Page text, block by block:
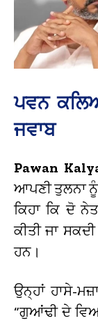
ਪਵਨ
ਜਵਾਬ
Pawan
ਆਪਣੀ ਤੁਲਨਾ ਨੂੰ
ਕਿਹਾ ਕਿ ਦੋ
ਕੀਤੀ ਜਾ
ਹਨ।
ਉਨ੍ਹਾਂ ਹਾਸੇ-
“ਗੁਆਂਢੀ ਦੇ